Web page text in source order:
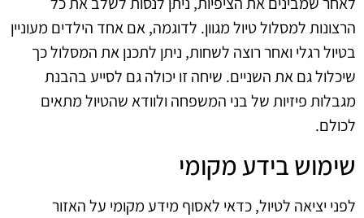
הרצונות למסלול טיול מגוון. לדוגמה, אם אחד הילדים מעוניין
בטיול רגלי ואחר רוצה לשחות, ניתן לתכנן את המסלול כך
שיכלול גם את השניים. שיחה זו יכולה גם לסייע בהבנת
מגבלות פיזיות של בני המשפחה ולוודא שהטיול מתאים
לכולם.
שימוש בידע מקומי
לפני יציאה לטיול, כדאי לאסוף מידע מקומי על האזור